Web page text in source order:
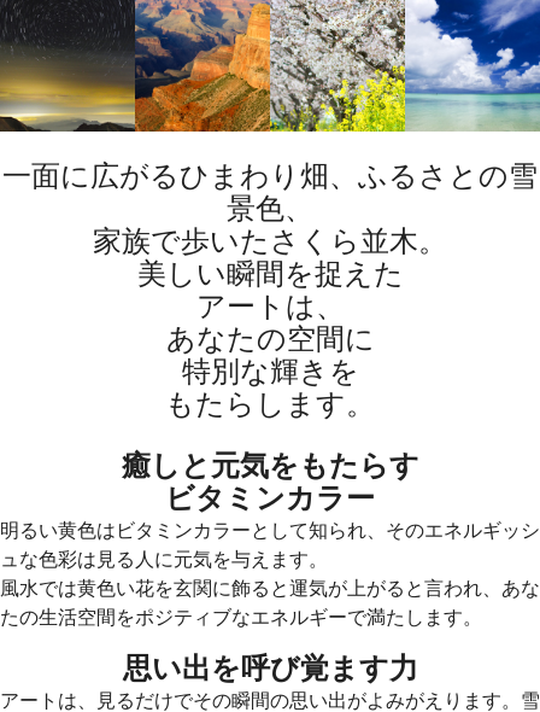
一面に広がるひまわり畑、ふるさとの雪
景色、
家族で歩いたさくら並木。
美しい瞬間を捉えた
アートは、
あなたの空間に
特別な輝きを
もたらします。
癒しと元気をもたらす
ビタミンカラー
明るい黄色はビタミンカラーとして知られ、そのエネルギッシ
ュな色彩は見る人に元気を与えます。
風水では黄色い花を玄関に飾ると運気が上がると言われ、あな
たの生活空間をポジティブなエネルギーで満たします。
思い出を呼び覚ます力
アートは、見るだけでその瞬間の思い出がよみがえります。雪